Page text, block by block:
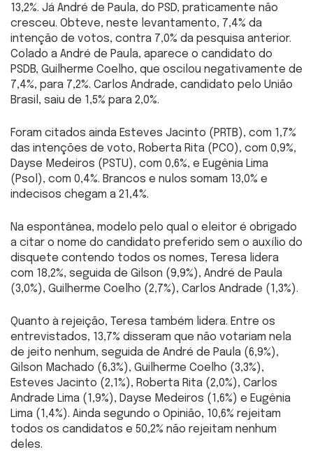
13,2%. Já André de Paula, do PSD, praticamente não
cresceu. Obteve, neste levantamento, 7,4% da
intenção de votos, contra 7,0% da pesquisa anterior.
Colado a André de Paula, aparece o candidato do
PSDB, Guilherme Coelho, que oscilou negativamente de
7,4%, para 7,2%. Carlos Andrade, candidato pelo União
Brasil, saiu de 1,5% para 2,0%.
Foram citados ainda Esteves Jacinto (PRTB), com 1,7%
das intenções de voto, Roberta Rita (PCO), com 0,9%,
Dayse Medeiros (PSTU), com 0,6%, e Eugênia Lima
(Psol), com 0,4%. Brancos e nulos somam 13,0% e
indecisos chegam a 21,4%.
Na espontânea, modelo pelo qual o eleitor é obrigado
a citar o nome do candidato preferido sem o auxílio do
disquete contendo todos os nomes, Teresa lidera
com 18,2%, seguida de Gilson (9,9%), André de Paula
(3,0%), Guilherme Coelho (2,7%), Carlos Andrade (1,3%).
Quanto à rejeição, Teresa também lidera. Entre os
entrevistados, 13,7% disseram que não votariam nela
de jeito nenhum, seguida de André de Paula (6,9%),
Gilson Machado (6,3%), Guilherme Coelho (3,3%),
Esteves Jacinto (2,1%), Roberta Rita (2,0%), Carlos
Andrade Lima (1,9%), Dayse Medeiros (1,6%) e Eugênia
Lima (1,4%). Ainda segundo o Opinião, 10,6% rejeitam
todos os candidatos e 50,2% não rejeitam nenhum
deles.